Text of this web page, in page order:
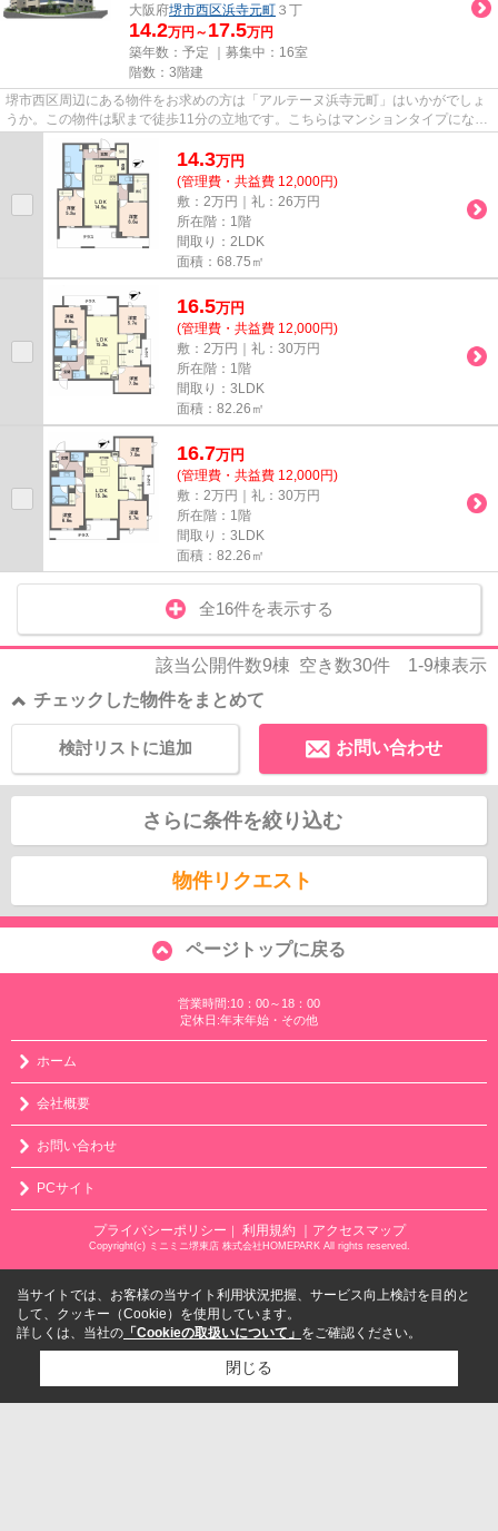
大阪府堺市西区浜寺元町 ３丁
14.2万円～ 17.5万円
築年数：予定 ｜募集中： 16室
階数：3階建
堺市西区周辺にある物件をお求めの方は「アルテーヌ浜寺元町」はいかがでしょ
うか。この物件は駅まで徒歩11分の立地です。こちらはマンションタイプになり
ます。2駅利用できる場所にあ...
14.3万円
(管理費・共益費 12,000円)
敷：2万円｜礼：26万円
所在階：1階
間取り：2LDK
面積：68.75㎡
16.5万円
(管理費・共益費 12,000円)
敷：2万円｜礼：30万円
所在階：1階
間取り：3LDK
面積：82.26㎡
16.7万円
(管理費・共益費 12,000円)
敷：2万円｜礼：30万円
所在階：1階
間取り：3LDK
面積：82.26㎡
全16件を表示する
該当公開件数9棟 空き数30件 1-9棟表示
チェックした物件をまとめて
お問い合わせ
検討リストに追加
さらに条件を絞り込む
物件リクエスト
ページトップに戻る
営業時間:10：00～18：00
定休日:年末年始・その他
ホーム
会社概要
お問い合わせ
PCサイト
プライバシーポリシー ｜ 利用規約 ｜アクセスマップ
Copyright(c) ミニミニ堺東店 株式会社HOMEPARK All rights reserved.
当サイトでは、お客様の当サイト利用状況把握、サービス向上検討を目的と
して、クッキー（Cookie）を使用しています。
詳しくは、当社の 「Cookieの取扱いについて」 をご確認ください。
閉じる